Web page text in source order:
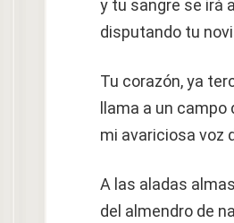
y tu sangre se irá
disputando tu
Tu corazón, ya
llama a un
mi avariciosa voz
A las aladas
del almendro de